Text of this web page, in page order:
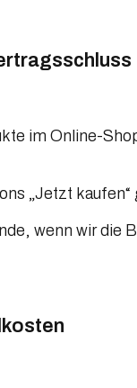
im Online-
„Jetzt
wenn wir die